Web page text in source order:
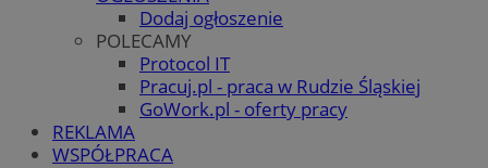
Dodaj ogłoszenie
POLECAMY
Protocol IT
Pracuj.pl - praca w Rudzie Śląskiej
GoWork.pl - oferty pracy
REKLAMA
WSPÓŁPRACA